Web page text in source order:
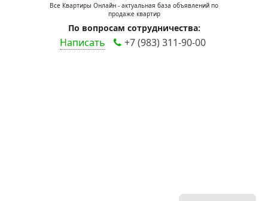
Все Квартиры Онлайн - актуальная база объявлений по
продаже квартир
По вопросам сотрудничества:
Написать +7 (983) 311-90-00